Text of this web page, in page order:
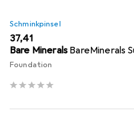
Schminkpinsel
EUR
37,41
Bare Minerals BareMinerals
Foundation